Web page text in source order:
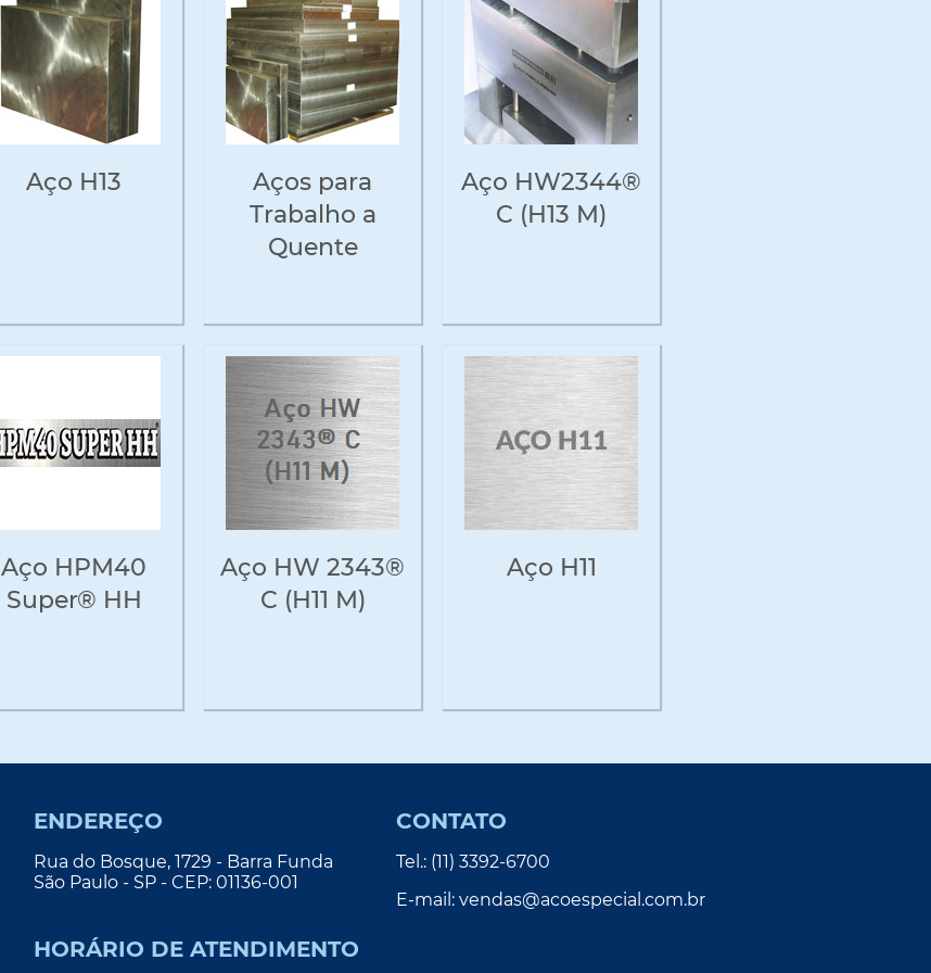
Aço H13
Aços para
Trabalho a
Quente
Aço HW2344®
C (H13 M)
Aço HPM40
Super® HH
Aço HW 2343®
C (H11 M)
Aço H11
ENDEREÇO
Rua do Bosque, 1729 - Barra Funda
São Paulo - SP - CEP: 01136-001
HORÁRIO DE ATENDIMENTO
CONTATO
Tel.: (11) 3392-6700
E-mail: vendas@acoespecial.com.br